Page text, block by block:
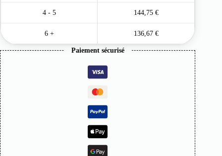
4 - 5 144,75 €
6 + 136,67 €
Paiement sécurisé